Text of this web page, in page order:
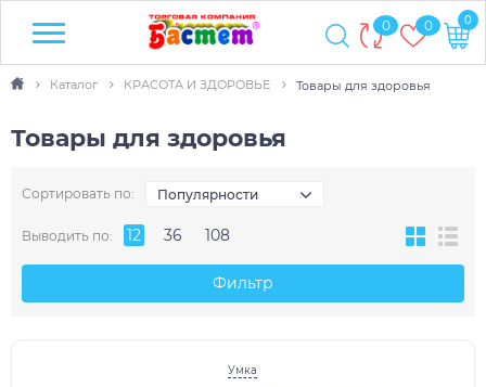
0 0 0
Каталог КРАСОТА И ЗДОРОВЬЕ Товары для здоровья
Товары для здоровья
Сортировать по: Популярности
Выводить по: 12 36 108
Фильтр
Умка